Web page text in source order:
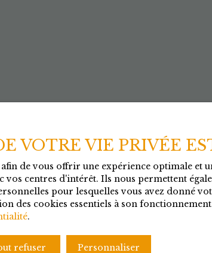
VOTRE VIE PRIVÉE
de vous offrir une expérience optimale et
vos centres d'intérêt. Ils nous permettent
pour lesquelles vous avez donné
des cookies essentiels à son
.
refuser Personnaliser